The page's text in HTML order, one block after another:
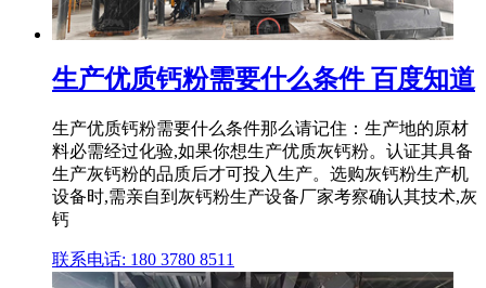
生产优质钙粉需要什么条件 百度知道
生产优质钙粉需要什么条件那么请记住：生产地的原材
料必需经过化验,如果你想生产优质灰钙粉。认证其具备
生产灰钙粉的品质后才可投入生产。选购灰钙粉生产机
设备时,需亲自到灰钙粉生产设备厂家考察确认其技术,灰
钙
联系电话: 180 3780 8511